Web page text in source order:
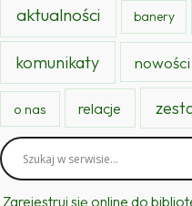
aktualności banery
komunikaty
o nas relacje
Zarejestruj się online do